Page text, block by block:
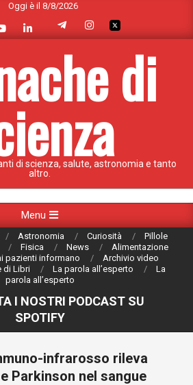
Oggi è il 8/8/2026
di
di scienza, salute, astronomia e tanto
altro.
Menu
Astronomia Curiosità
Pillole
Fisica News
Alimentazione
pazienti informano
Archivio video
di Libri La parola all’esperto
La
parola all’esperto
I NOSTRI PODCAST SU
SPOTIFY
infrarosso rileva
Parkinson nel sangue